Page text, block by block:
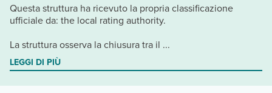
Questa struttura ha ricevuto la propria classificazione
ufficiale da: the local rating authority.
La struttura osserva la chiusura tra il ...
LEGGI DI PIÙ